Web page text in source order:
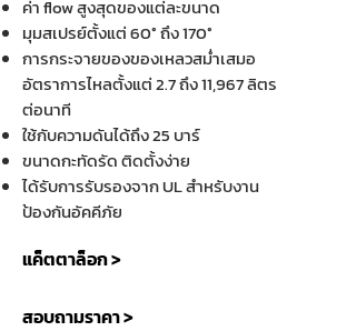
ค่า flow สูงสุดของแต่ละขนาด
มุมสเปรย์ตั้งแต่ 60° ถึง 170°
การกระจายของของเหลวสม่ำเสมอ
อัตราการไหลตั้งแต่ 2.7 ถึง 11,967 ลิตร
ต่อนาที
ใช้กับความดันได้ถึง 25 บาร์
ขนาดกะทัดรัด ติดตั้งง่าย
ได้รับการรับรองจาก UL สำหรับงาน
ป้องกันอัคคีภัย
แค็ตตาล็อก >
สอบถามราคา >